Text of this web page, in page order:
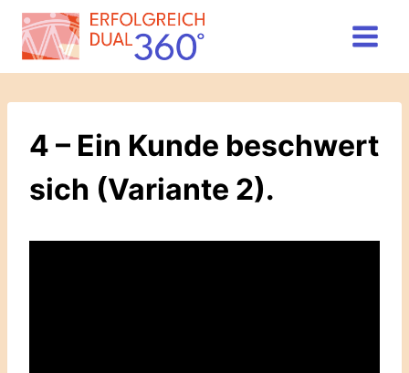
Zum
Inhalt
springen
4 – Ein Kunde beschwert
sich (Variante 2).